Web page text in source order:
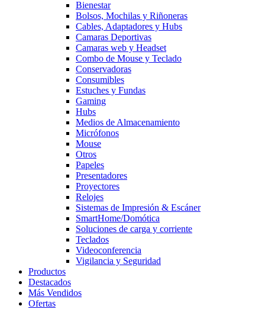
Bienestar
Bolsos, Mochilas y Riñoneras
Cables, Adaptadores y Hubs
Camaras Deportivas
Camaras web y Headset
Combo de Mouse y Teclado
Conservadoras
Consumibles
Estuches y Fundas
Gaming
Hubs
Medios de Almacenamiento
Micrófonos
Mouse
Otros
Papeles
Presentadores
Proyectores
Relojes
Sistemas de Impresión & Escáner
SmartHome/Domótica
Soluciones de carga y corriente
Teclados
Videoconferencia
Vigilancia y Seguridad
Productos
Destacados
Más Vendidos
Ofertas